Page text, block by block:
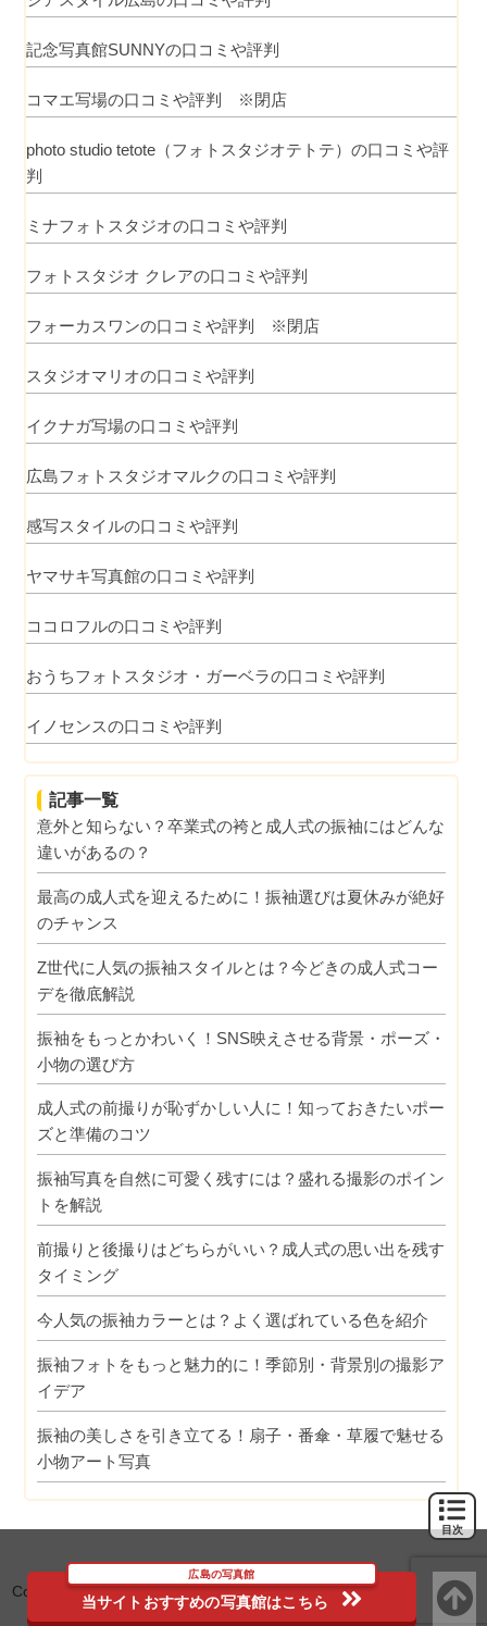
記念写真館SUNNYの口コミや評判
コマエ写場の口コミや評判 ※閉店
photo studio tetote（フォトスタジオテトテ）の口コミや評
判
ミナフォトスタジオの口コミや評判
フォトスタジオ クレアの口コミや評判
フォーカスワンの口コミや評判 ※閉店
スタジオマリオの口コミや評判
イクナガ写場の口コミや評判
広島フォトスタジオマルクの口コミや評判
感写スタイルの口コミや評判
ヤマサキ写真館の口コミや評判
ココロフルの口コミや評判
おうちフォトスタジオ・ガーベラの口コミや評判
イノセンスの口コミや評判
記事一覧
意外と知らない？卒業式の袴と成人式の振袖にはどんな
違いがあるの？
最高の成人式を迎えるために！振袖選びは夏休みが絶好
のチャンス
Z世代に人気の振袖スタイルとは？今どきの成人式コー
デを徹底解説
振袖をもっとかわいく！SNS映えさせる背景・ポーズ・
小物の選び方
成人式の前撮りが恥ずかしい人に！知っておきたいポー
ズと準備のコツ
振袖写真を自然に可愛く残すには？盛れる撮影のポイン
トを解説
前撮りと後撮りはどちらがいい？成人式の思い出を残す
タイミング
今人気の振袖カラーとは？よく選ばれている色を紹介
振袖フォトをもっと魅力的に！季節別・背景別の撮影ア
イデア
振袖の美しさを引き立てる！扇子・番傘・草履で魅せる
小物アート写真
Copyright (C) 2018広島の写真館おすすめ5選！リピーターが多くて
子供写真でも口コミ人気のフォトスタジオ All Rights Reserved.
広島の写真館
当サイトおすすめの写真館はこちら
目次